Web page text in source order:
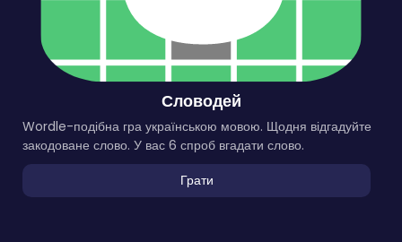
Словодей
Wordle-подібна гра українською мовою. Щодня відгадуйте
закодоване слово. У вас 6 спроб вгадати слово.
Грати